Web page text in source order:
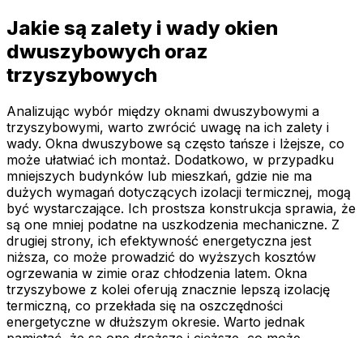
Jakie są zalety i wady okien
dwuszybowych oraz
trzyszybowych
Analizując wybór między oknami dwuszybowymi a
trzyszybowymi, warto zwrócić uwagę na ich zalety i
wady. Okna dwuszybowe są często tańsze i lżejsze, co
może ułatwiać ich montaż. Dodatkowo, w przypadku
mniejszych budynków lub mieszkań, gdzie nie ma
dużych wymagań dotyczących izolacji termicznej, mogą
być wystarczające. Ich prostsza konstrukcja sprawia, że
są one mniej podatne na uszkodzenia mechaniczne. Z
drugiej strony, ich efektywność energetyczna jest
niższa, co może prowadzić do wyższych kosztów
ogrzewania w zimie oraz chłodzenia latem. Okna
trzyszybowe z kolei oferują znacznie lepszą izolację
termiczną, co przekłada się na oszczędności
energetyczne w dłuższym okresie. Warto jednak